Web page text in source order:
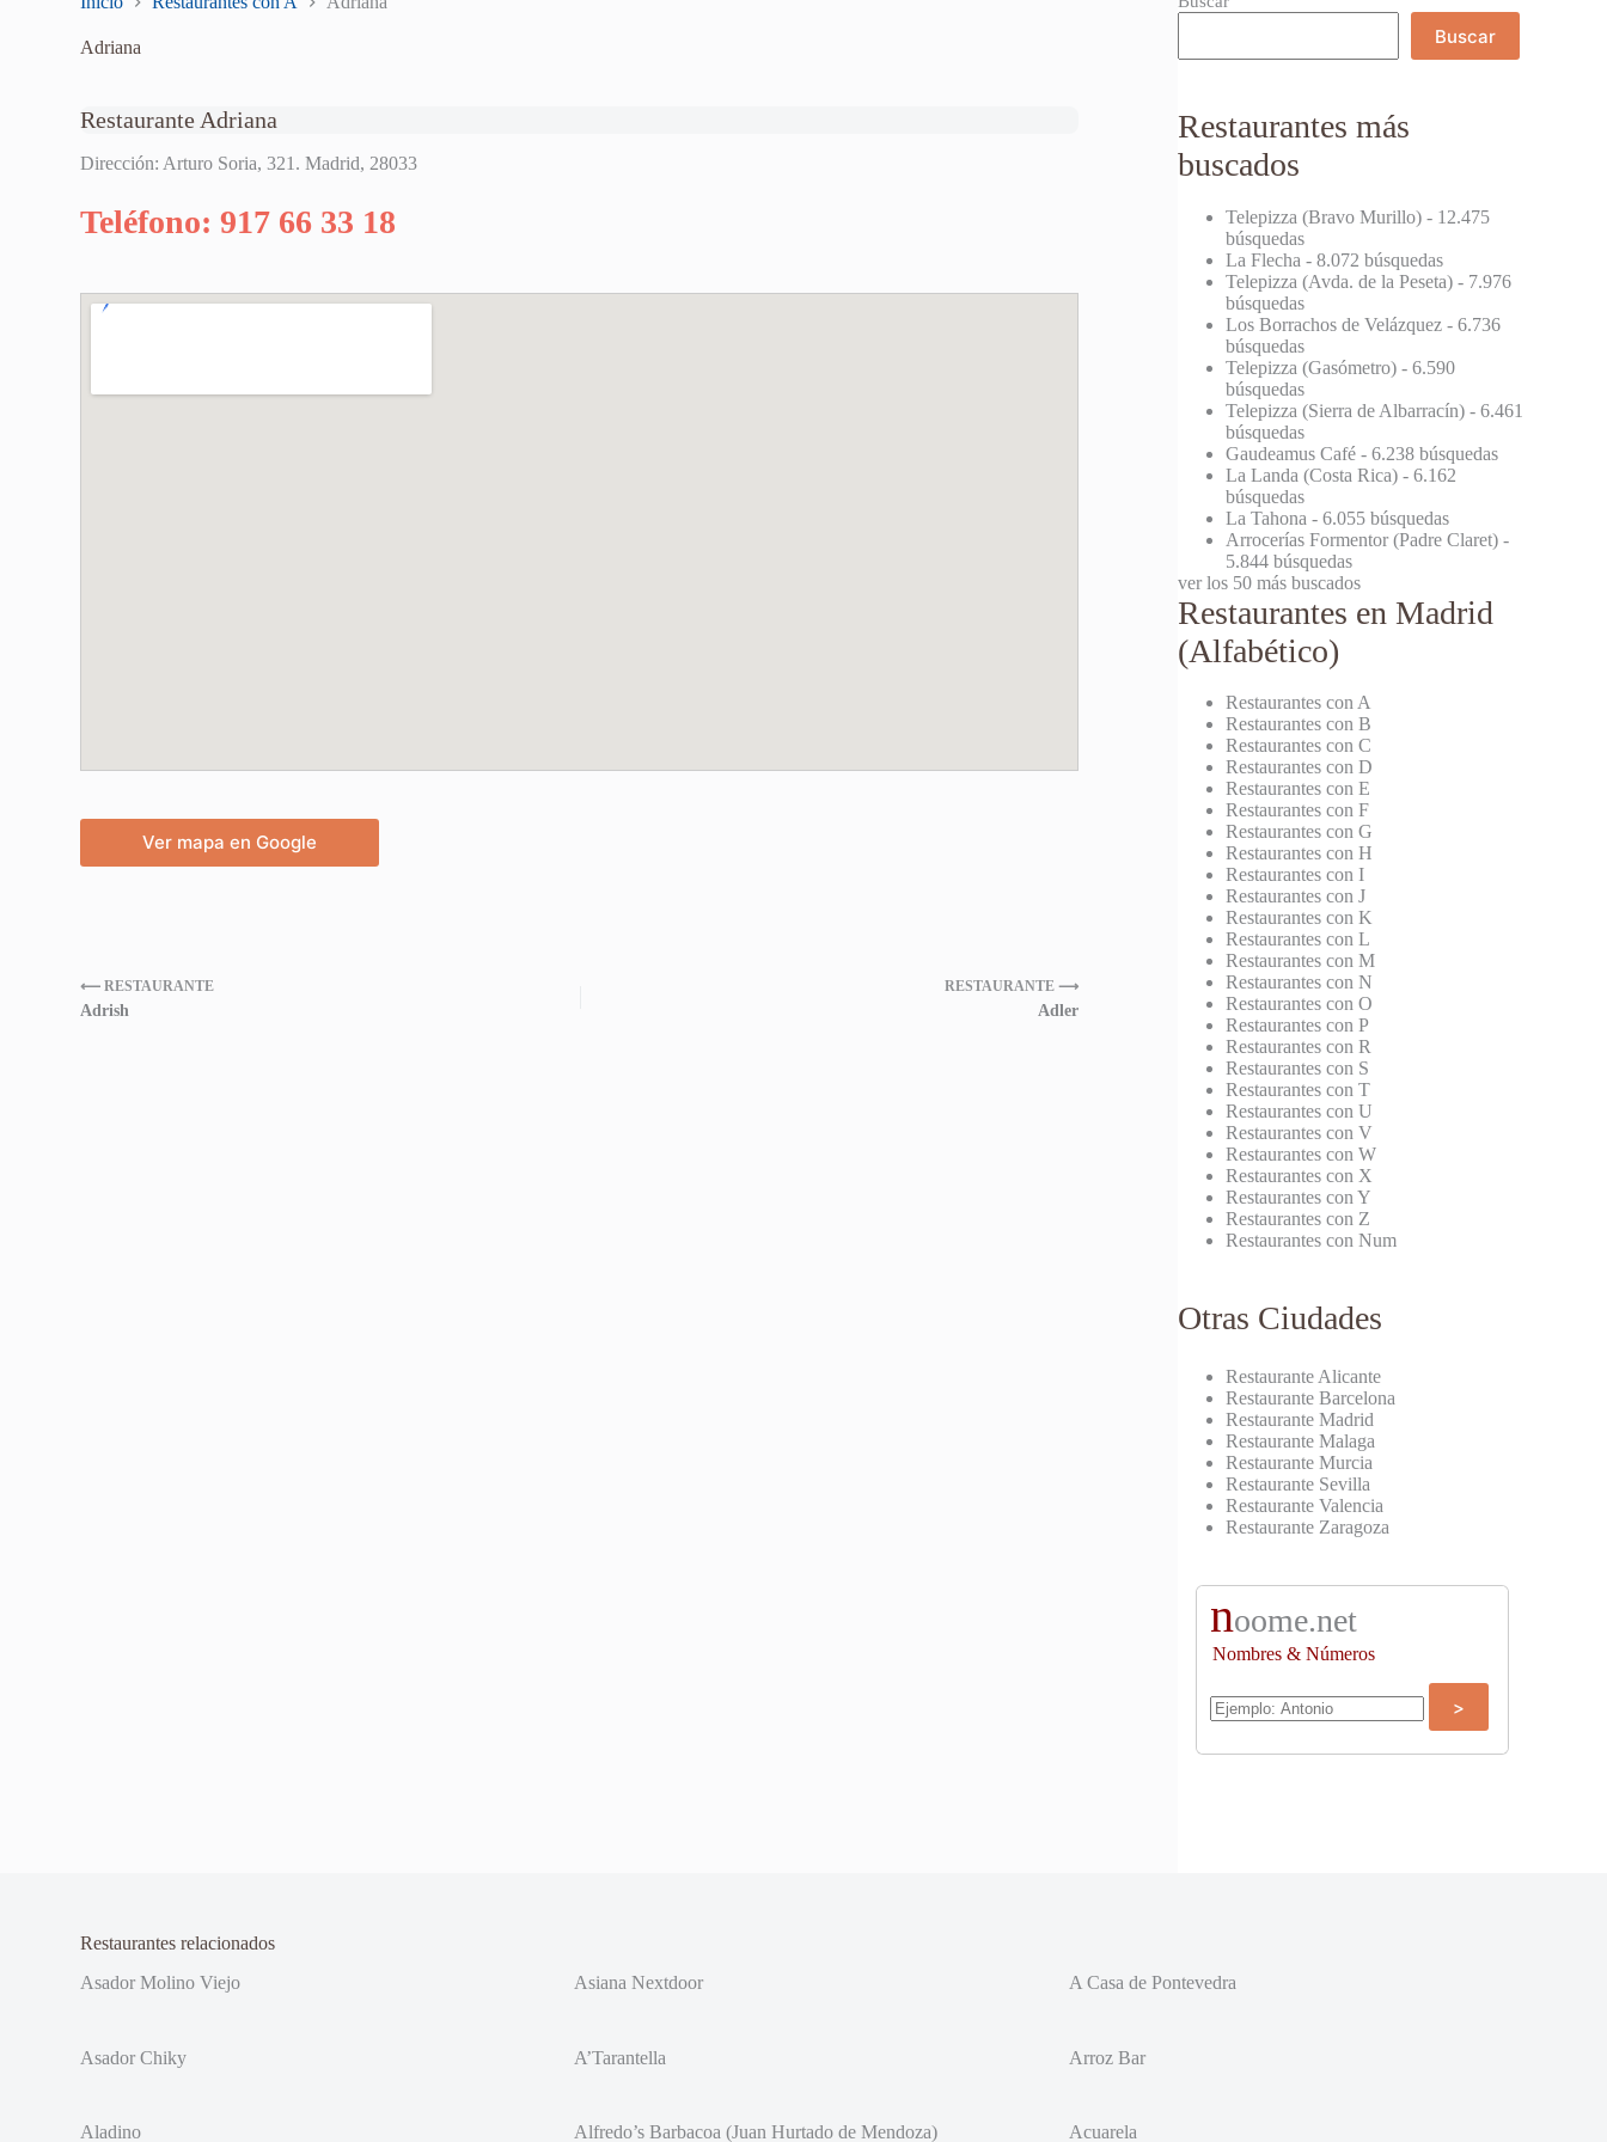
Adriana
Restaurante Adriana
Dirección: Arturo Soria, 321. Madrid, 28033
Teléfono: 917 66 33 18
Ver mapa en Google
⟵ RESTAURANTE
Adrish
RESTAURANTE ⟶
Adler
Buscar
Restaurantes más
buscados
Telepizza (Bravo Murillo) - 12.475
búsquedas
La Flecha - 8.072 búsquedas
Telepizza (Avda. de la Peseta) - 7.976
búsquedas
Los Borrachos de Velázquez - 6.736
búsquedas
Telepizza (Gasómetro) - 6.590
búsquedas
Telepizza (Sierra de Albarracín) - 6.461
búsquedas
Gaudeamus Café - 6.238 búsquedas
La Landa (Costa Rica) - 6.162
búsquedas
La Tahona - 6.055 búsquedas
Arrocerías Formentor (Padre Claret) -
5.844 búsquedas
ver los 50 más buscados
Restaurantes en Madrid
(Alfabético)
Restaurantes con A
Restaurantes con B
Restaurantes con C
Restaurantes con D
Restaurantes con E
Restaurantes con F
Restaurantes con G
Restaurantes con H
Restaurantes con I
Restaurantes con J
Restaurantes con K
Restaurantes con L
Restaurantes con M
Restaurantes con N
Restaurantes con O
Restaurantes con P
Restaurantes con R
Restaurantes con S
Restaurantes con T
Restaurantes con U
Restaurantes con V
Restaurantes con W
Restaurantes con X
Restaurantes con Y
Restaurantes con Z
Restaurantes con Num
Otras Ciudades
Restaurante Alicante
Restaurante Barcelona
Restaurante Madrid
Restaurante Malaga
Restaurante Murcia
Restaurante Sevilla
Restaurante Valencia
Restaurante Zaragoza
noome.net
Nombres & Números
Restaurantes relacionados
Asador Molino Viejo
Asiana Nextdoor A Casa de Pontevedra
Asador Chiky A’Tarantella Arroz Bar
Aladino Alfredo’s Barbacoa (Juan Hurtado de Mendoza) Acuarela